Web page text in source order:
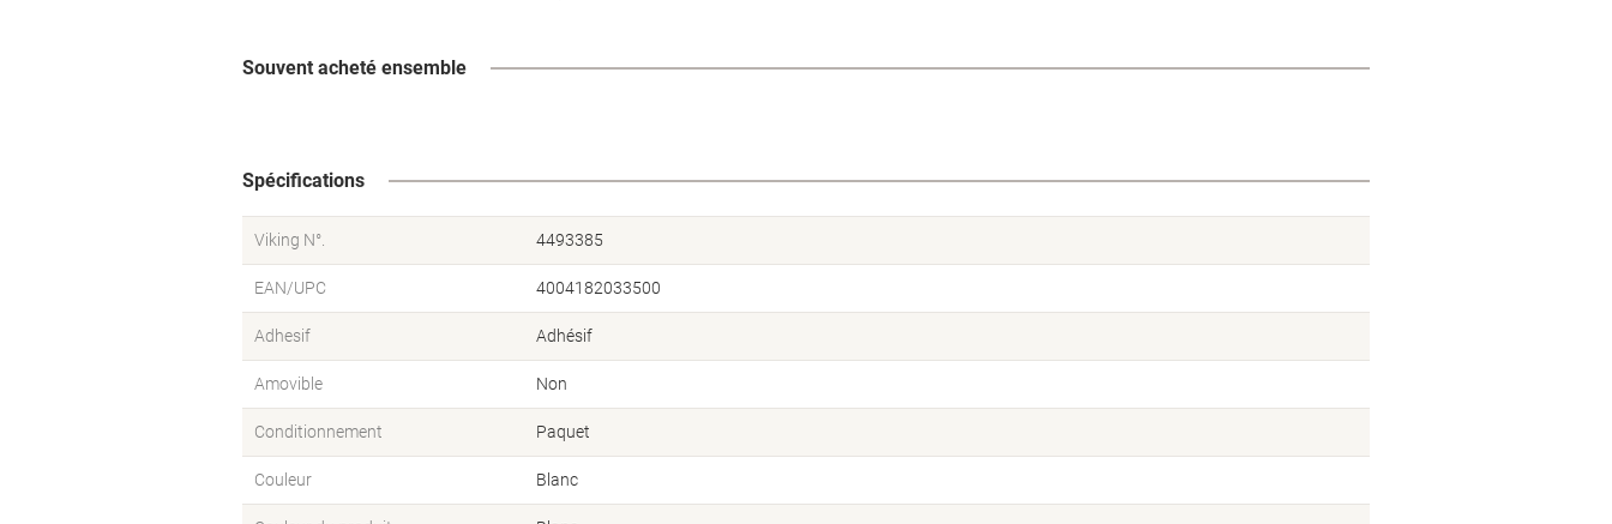
Souvent acheté ensemble
Spécifications
Viking N°. 4493385
EAN/UPC 4004182033500
Adhesif Adhésif
Amovible Non
Conditionnement Paquet
Couleur Blanc